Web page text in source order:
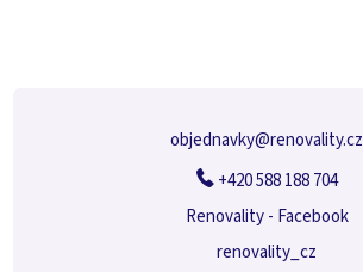
objednavky@renovality.cz
+420 588 188 704
Renovality - Facebook
renovality_cz